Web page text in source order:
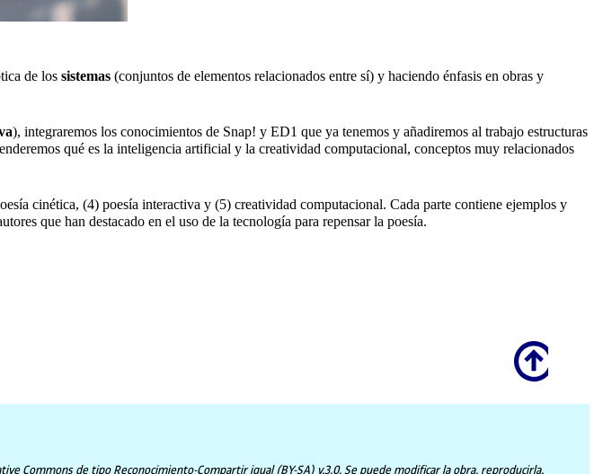
de los sistemas (conjuntos de elementos relacionados entre sí) y haciendo énfasis en obras y
), integraremos los conocimientos de Snap! y ED1 que ya tenemos y añadiremos al trabajo estructuras
qué es la inteligencia artificial y la creatividad computacional, conceptos muy relacionados
cinética, (4) poesía interactiva y (5) creatividad computacional. Cada parte contiene ejemplos y
que han destacado en el uso de la tecnología para repensar la poesía.
Scroll
Commons de tipo Reconocimiento-Compartir igual (BY-SA) v.3.0. Se puede modificar la obra, reproducirla,